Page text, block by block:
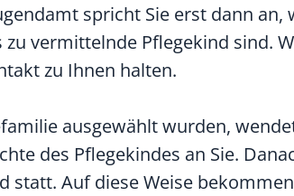
spricht Sie erst dann an,
vermittelnde Pflegekind sind.
zu Ihnen halten.
ausgewählt wurden,
des Pflegekindes an Sie.
Auf diese Weise